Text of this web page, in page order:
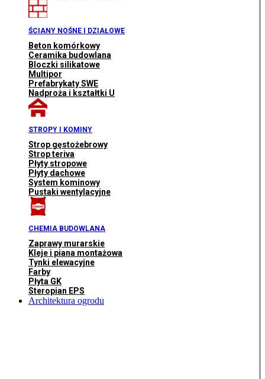
ŚCIANY NOŚNE I DZIAŁOWE
Beton komórkowy
Ceramika budowlana
Bloczki silikatowe
Multipor
Prefabrykaty SWE
Nadproża i kształtki U
STROPY I KOMINY
Strop gęstożebrowy
Strop teriva
Płyty stropowe
Płyty dachowe
System kominowy
Pustaki wentylacyjne
CHEMIA BUDOWLANA
Zaprawy murarskie
Kleje i piana montażowa
Tynki elewacyjne
Farby
Płyta GK
Steropian EPS
Architektura ogrodu